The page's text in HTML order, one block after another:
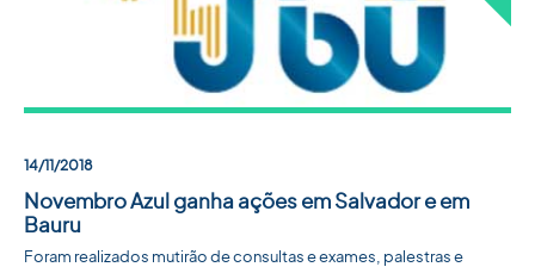
14/11/2018
Novembro Azul ganha ações em Salvador e em
Bauru
Foram realizados mutirão de consultas e exames, palestras e